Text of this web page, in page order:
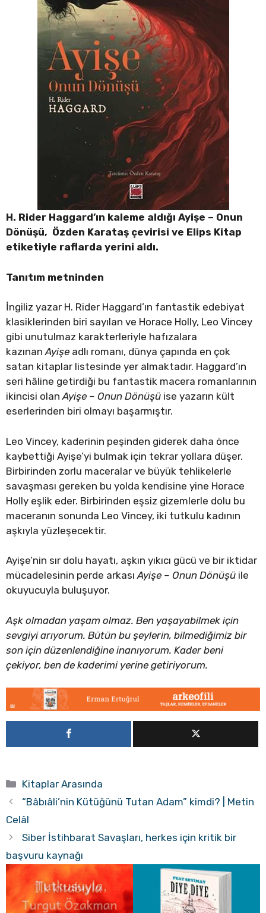
H. Rider Haggard’ın kaleme aldığı Ayişe – Onun
Dönüşü, Özden Karataş çevirisi ve Elips Kitap
etiketiyle raflarda yerini aldı.
Tanıtım metninden
İngiliz yazar H. Rider Haggard’ın fantastik edebiyat
klasiklerinden biri sayılan ve Horace Holly, Leo Vincey
gibi unutulmaz karakterleriyle hafızalara
kazınanAyişe adlı romanı, dünya çapında en çok
satan kitaplar listesinde yer almaktadır. Haggard’ın
seri hâline getirdiği bu fantastik macera romanlarının
ikincisi olanAyişe – Onun Dönüşü ise yazarın kült
eserlerinden biri olmayı başarmıştır.
Leo Vincey, kaderinin peşinden giderek daha önce
kaybettiği Ayişe’yi bulmak için tekrar yollara düşer.
Birbirinden zorlu maceralar ve büyük tehlikelerle
savaşması gereken bu yolda kendisine yine Horace
Holly eşlik eder. Birbirinden eşsiz gizemlerle dolu bu
maceranın sonunda Leo Vincey, iki tutkulu kadının
aşkıyla yüzleşecektir.
Ayişe’nin sır dolu hayatı, aşkın yıkıcı gücü ve bir iktidar
mücadelesinin perde arkasıAyişe – Onun Dönüşü ile
okuyucuyla buluşuyor.
Aşk olmadan yaşam olmaz. Ben yaşayabilmek için
sevgiyi arıyorum. Bütün bu şeylerin, bilmediğimiz bir
son için düzenlendiğine inanıyorum. Kader beni
çekiyor, ben de kaderimi yerine getiriyorum.
Kategoriler
Kitaplar Arasında
“Bâbıâli’nin Kütüğünü Tutan Adam” kimdi? | Metin
Celâl
Siber İstihbarat Savaşları, herkes için kritik bir
başvuru kaynağı